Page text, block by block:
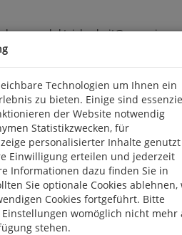
Technologien um Ihnen ein
zu bieten. Einige sind
der Website notwendig
Statistikzwecken, für
personalisierter Inhalte genutzt
Einwilligung erteilen und jederzeit
Informationen dazu finden Sie in
Sie optionale Cookies ablehnen,
Cookies fortgeführt. Bitte
womöglich nicht mehr
stehen.